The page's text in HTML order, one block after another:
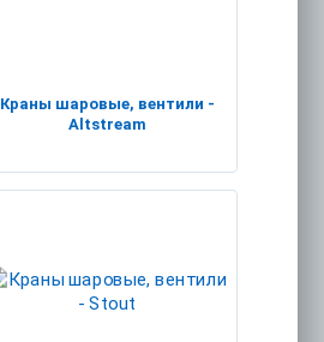
Краны шаровые, вентили -
Altstream